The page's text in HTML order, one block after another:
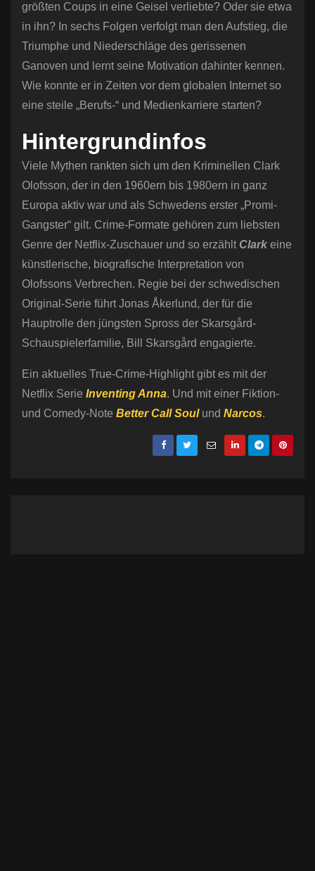
größten Coups in eine Geisel verliebte? Oder sie etwa
in ihn? In sechs Folgen verfolgt man den Aufstieg, die
Triumphe und Niederschläge des gerissenen
Ganoven und lernt seine Motivation dahinter kennen.
Wie konnte er in Zeiten vor dem globalen Internet so
eine steile „Berufs-“ und Medienkarriere starten?
Hintergrundinfos
Viele Mythen rankten sich um den Kriminellen Clark
Olofsson, der in den 1960ern bis 1980ern in ganz
Europa aktiv war und als Schwedens erster „Promi-
Gangster“ gilt. Crime-Formate gehören zum liebsten
Genre der Netflix-Zuschauer und so erzählt Clark eine
künstlerische, biografische Interpretation von
Olofssons Verbrechen. Regie bei der schwedischen
Original-Serie führt Jonas Åkerlund, der für die
Hauptrolle den jüngsten Spross der Skarsgård-
Schauspielerfamilie, Bill Skarsgård engagierte.
Ein aktuelles True-Crime-Highlight gibt es mit der
Netflix Serie Inventing Anna. Und mit einer Fiktion-
und Comedy-Note Better Call Soulund Narcos.